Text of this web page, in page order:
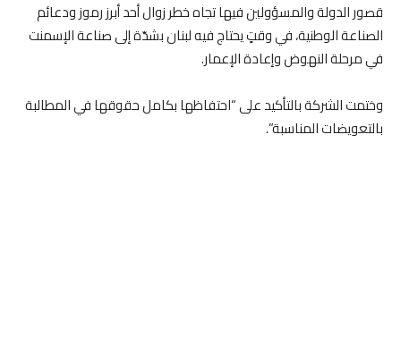
قصور الدولة والمسؤولين فيها تجاه خطر زوال أحد أبرز رموز ودعائم
الصناعة الوطنية، في وقتٍ يحتاج فيه لبنان بشدّة إلى صناعة الإسمنت
في مرحلة النهوض وإعادة الإعمار.
وختمت الشركة بالتأكيد على “احتفاظها بكامل حقوقها في المطالبة
بالتعويضات المناسبة”.